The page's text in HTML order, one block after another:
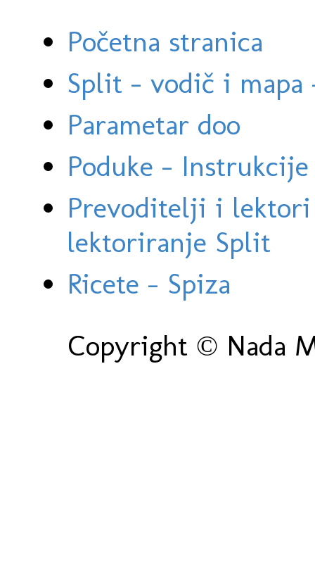
Početna stranica
Split - vodič i
Parametar doo
Poduke -
Prevoditelji i
lektoriranje Split
Ricete - Spiza
Copyright © Nada